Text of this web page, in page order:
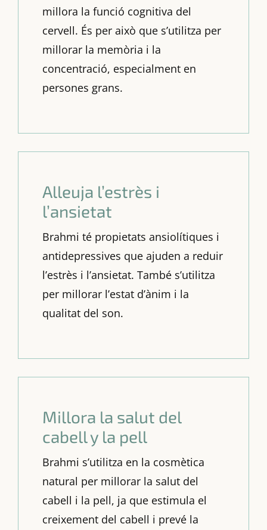
millora la funció cognitiva del
cervell. És per això que s’utilitza per
millorar la memòria i la
concentració, especialment en
persones grans.
Alleuja l’estrès i
l’ansietat
Brahmi té propietats ansiolítiques i
antidepressives que ajuden a reduir
l’estrès i l’ansietat. També s’utilitza
per millorar l’estat d’ànim i la
qualitat del son.
Millora la salut del
cabell y la pell
Brahmi s’utilitza en la cosmètica
natural per millorar la salut del
cabell i la pell, ja que estimula el
creixement del cabell i prevé la